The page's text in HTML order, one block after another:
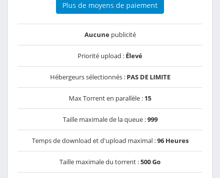
Plus de moyens de paiement
Aucunepublicité
Priorité upload : Élevé
Hébergeurs sélectionnés : PAS DE LIMITE
Max Torrent en parallèle : 15
Taille maximale de la queue :999
Temps de download et d'upload maximal :96 Heures
Taille maximale du torrent :500 Go